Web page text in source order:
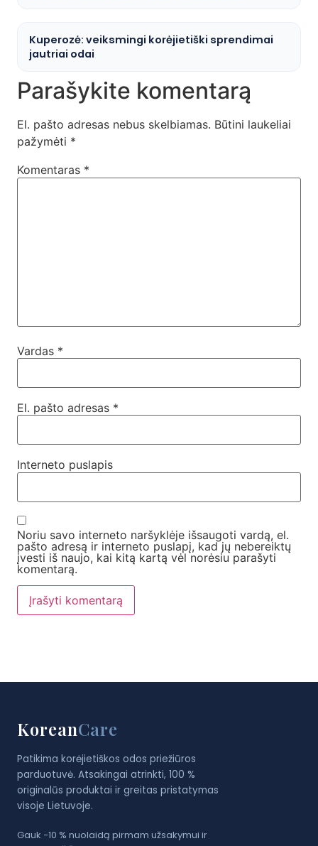
Kuperozė: veiksmingi korėjietiški sprendimai
jautriai odai
Parašykite komentarą
El. pašto adresas nebus skelbiamas. Būtini laukeliai
pažymėti *
Komentaras *
Vardas *
El. pašto adresas *
Interneto puslapis
Noriu savo interneto naršyklėje išsaugoti vardą, el.
pašto adresą ir interneto puslapį, kad jų nebereiktų
įvesti iš naujo, kai kitą kartą vėl norėsiu parašyti
komentarą.
KoreanCare
Patikima korėjietiškos odos priežiūros
parduotuvė. Atsakingai atrinkti, 100 %
originalūs produktai ir greitas pristatymas
visoje Lietuvoje.
Gauk −10 % nuolaidą pirmam užsakymui ir